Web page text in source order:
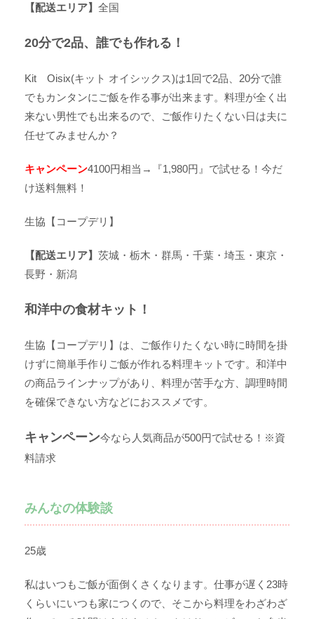
【配送エリア】 全国
20分で2品、誰でも作れる！
Kit Oisix(キット オイシックス)は1回で2品、20分で誰
でもカンタンにご飯を作る事が出来ます。料理が全く出
来ない男性でも出来るので、ご飯作りたくない日は夫に
任せてみませんか？
キャンペーン4100円相当→『1,980円』で試せる！今だ
け送料無料！
生協【コープデリ】
【配送エリア】 茨城・栃木・群馬・千葉・埼玉・東京・
長野・新潟
和洋中の食材キット！
生協【コープデリ】は、ご飯作りたくない時に時間を掛
けずに簡単手作りご飯が作れる料理キットです。和洋中
の商品ラインナップがあり、料理が苦手な方、調理時間
を確保できない方などにおススメです。
キャンペーン今なら人気商品が500円で試せる！※資
料請求
みんなの体験談
25歳
私はいつもご飯が面倒くさくなります。仕事が遅く23時
くらいにいつも家につくので、そこから料理をわざわざ